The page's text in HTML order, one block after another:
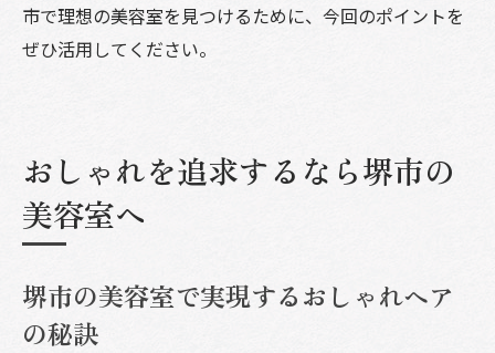
市で理想の美容室を見つけるために、今回のポイントを
ぜひ活用してください。
おしゃれを追求するなら堺市の
美容室へ
堺市の美容室で実現するおしゃれヘア
の秘訣